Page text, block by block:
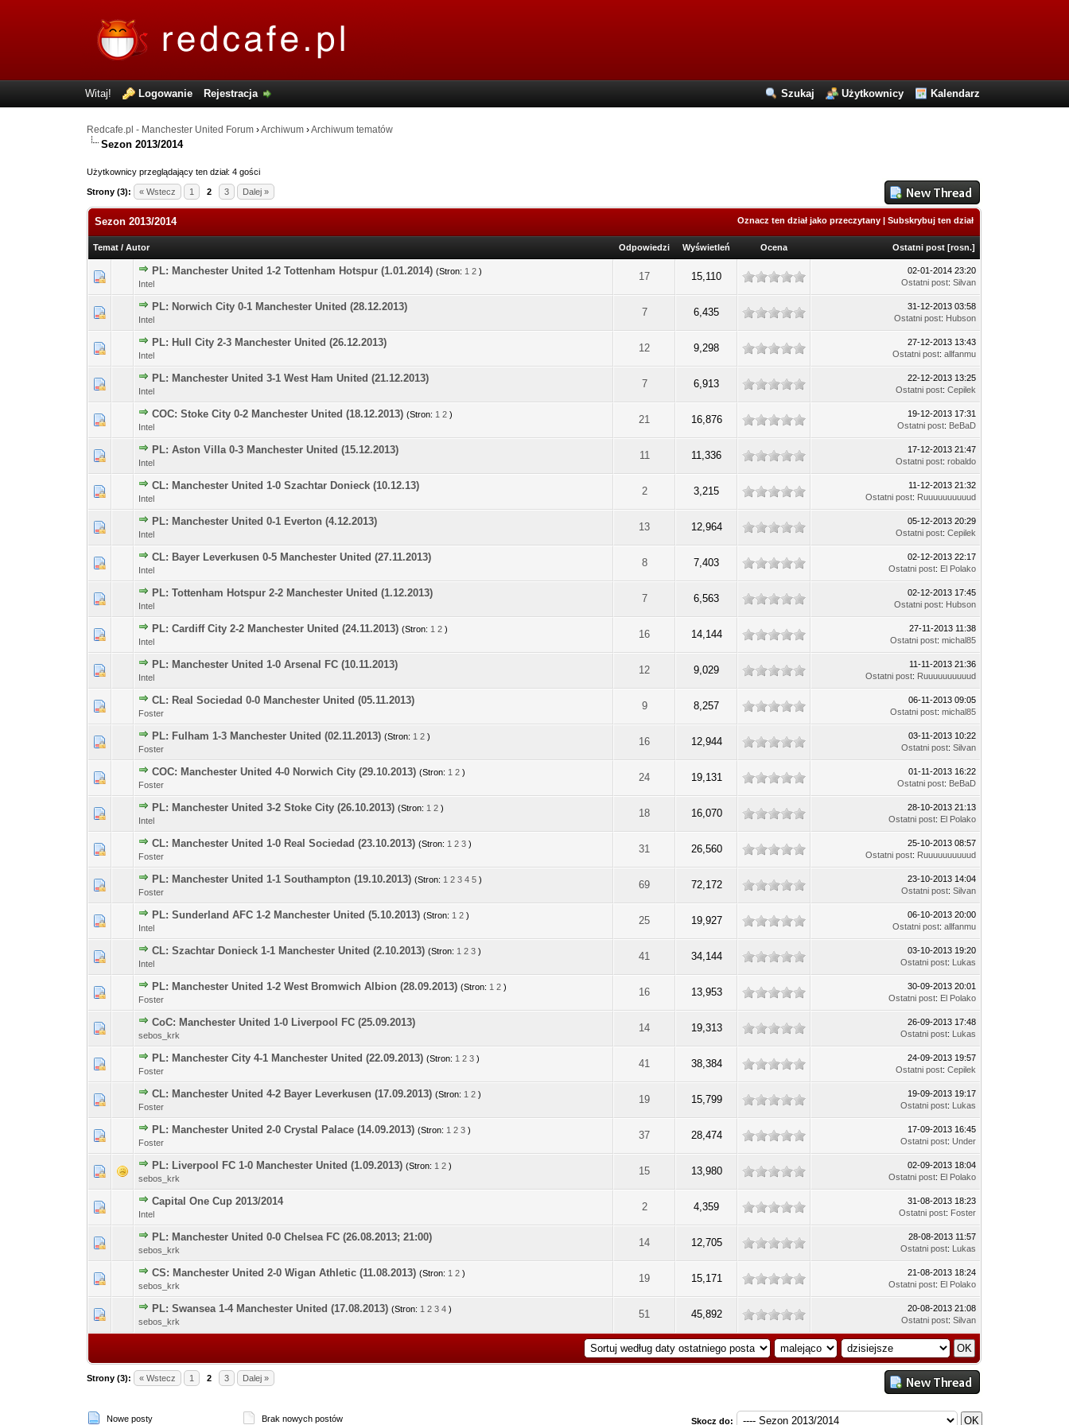
Szukaj Użytkownicy Kalendarz
Witaj! Logowanie Rejestracja
Redcafe.pl - Manchester United Forum ›Archiwum ›Archiwum tematów
Sezon 2013/2014
Użytkownicy przeglądający ten dział: 4 gości
Strony (3): « Wstecz 1 2 3 Dalej »
Oznacz ten dział jako przeczytany |Subskrybuj ten dział
Sezon 2013/2014
Temat /Autor Odpowiedzi Wyświetleń Ocena Ostatni post [rosn.]
PL: Manchester United 1-2 Tottenham Hotspur (1.01.2014) (Stron: 1 2 )
Intel
17 15,110
0 głosów - średnia ocena: 0 na 5 gwiazdek
12345
02-01-2014 23:20
Ostatni post:Silvan
PL: Norwich City 0-1 Manchester United (28.12.2013)
Intel
7 6,435
0 głosów - średnia ocena: 0 na 5 gwiazdek
12345
31-12-2013 03:58
Ostatni post: Hubson
PL: Hull City 2-3 Manchester United (26.12.2013)
Intel
12 9,298
0 głosów - średnia ocena: 0 na 5 gwiazdek
12345
27-12-2013 13:43
Ostatni post:allfanmu
PL: Manchester United 3-1 West Ham United (21.12.2013)
Intel
7 6,913
0 głosów - średnia ocena: 0 na 5 gwiazdek
12345
22-12-2013 13:25
Ostatni post:Cepilek
COC: Stoke City 0-2 Manchester United (18.12.2013) (Stron: 1 2 )
Intel
21 16,876
0 głosów - średnia ocena: 0 na 5 gwiazdek
12345
19-12-2013 17:31
Ostatni post: BeBaD
PL: Aston Villa 0-3 Manchester United (15.12.2013)
Intel
11 11,336
0 głosów - średnia ocena: 0 na 5 gwiazdek
12345
17-12-2013 21:47
Ostatni post:robaldo
CL: Manchester United 1-0 Szachtar Donieck (10.12.13)
Intel
2 3,215
0 głosów - średnia ocena: 0 na 5 gwiazdek
1234 5
11-12-2013 21:32
Ostatni post: Ruuuuuuuuuud
PL: Manchester United 0-1 Everton (4.12.2013)
Intel
13 12,964
0 głosów - średnia ocena: 0 na 5 gwiazdek
12345
05-12-2013 20:29
Ostatni post:Cepilek
CL: Bayer Leverkusen 0-5 Manchester United (27.11.2013)
Intel
8 7,403
0 głosów - średnia ocena: 0 na 5 gwiazdek
1234 5
02-12-2013 22:17
Ostatni post: El Polako
PL: Tottenham Hotspur 2-2 Manchester United (1.12.2013)
Intel
7 6,563
0 głosów - średnia ocena: 0 na 5 gwiazdek
12345
02-12-2013 17:45
Ostatni post: Hubson
PL: Cardiff City 2-2 Manchester United (24.11.2013) (Stron: 1 2 )
Intel
16 14,144
0 głosów - średnia ocena: 0 na 5 gwiazdek
12345
27-11-2013 11:38
Ostatni post:michal85
PL: Manchester United 1-0 Arsenal FC (10.11.2013)
Intel
12 9,029
0 głosów - średnia ocena: 0 na 5 gwiazdek
12345
11-11-2013 21:36
Ostatni post: Ruuuuuuuuuud
CL: Real Sociedad 0-0 Manchester United (05.11.2013)
Foster
9 8,257
0 głosów - średnia ocena: 0 na 5 gwiazdek
1 2345
06-11-2013 09:05
Ostatni post:michal85
PL: Fulham 1-3 Manchester United (02.11.2013) (Stron: 1 2 )
Foster
16 12,944
0 głosów - średnia ocena: 0 na 5 gwiazdek
12345
03-11-2013 10:22
Ostatni post:Silvan
COC: Manchester United 4-0 Norwich City (29.10.2013) (Stron: 1 2 )
Foster
24 19,131
0 głosów - średnia ocena: 0 na 5 gwiazdek
12345
01-11-2013 16:22
Ostatni post: BeBaD
PL: Manchester United 3-2 Stoke City (26.10.2013) (Stron: 1 2 )
Intel
18 16,070
0 głosów - średnia ocena: 0 na 5 gwiazdek
12345
28-10-2013 21:13
Ostatni post: El Polako
CL: Manchester United 1-0 Real Sociedad (23.10.2013) (Stron: 1 2 3 )
Foster
31 26,560
0 głosów - średnia ocena: 0 na 5 gwiazdek
1 2345
25-10-2013 08:57
Ostatni post: Ruuuuuuuuuud
PL: Manchester United 1-1 Southampton (19.10.2013) (Stron: 1 2 3 4 5 )
Foster
69 72,172
0 głosów - średnia ocena: 0 na 5 gwiazdek
1 2345
23-10-2013 14:04
Ostatni post:Silvan
PL: Sunderland AFC 1-2 Manchester United (5.10.2013) (Stron: 1 2 )
Intel
25 19,927
0 głosów - średnia ocena: 0 na 5 gwiazdek
123 45
06-10-2013 20:00
Ostatni post:allfanmu
CL: Szachtar Donieck 1-1 Manchester United (2.10.2013) (Stron: 1 2 3 )
Intel
41 34,144
0 głosów - średnia ocena: 0 na 5 gwiazdek
1234 5
03-10-2013 19:20
Ostatni post: Lukas
PL: Manchester United 1-2 West Bromwich Albion (28.09.2013) (Stron: 1 2 )
Foster
16 13,953
0 głosów - średnia ocena: 0 na 5 gwiazdek
12 345
30-09-2013 20:01
Ostatni post: El Polako
CoC: Manchester United 1-0 Liverpool FC (25.09.2013)
sebos_krk
14 19,313
0 głosów - średnia ocena: 0 na 5 gwiazdek
12345
26-09-2013 17:48
Ostatni post: Lukas
PL: Manchester City 4-1 Manchester United (22.09.2013) (Stron: 1 2 3 )
Foster
41 38,384
0 głosów - średnia ocena: 0 na 5 gwiazdek
12345
24-09-2013 19:57
Ostatni post:Cepilek
CL: Manchester United 4-2 Bayer Leverkusen (17.09.2013) (Stron: 1 2 )
Foster
19 15,799
0 głosów - średnia ocena: 0 na 5 gwiazdek
1234 5
19-09-2013 19:17
Ostatni post: Lukas
PL: Manchester United 2-0 Crystal Palace (14.09.2013) (Stron: 1 2 3 )
Foster
37 28,474
0 głosów - średnia ocena: 0 na 5 gwiazdek
1 2345
17-09-2013 16:45
Ostatni post:Under
PL: Liverpool FC 1-0 Manchester United (1.09.2013) (Stron: 1 2 )
sebos_krk
15 13,980
0 głosów - średnia ocena: 0 na 5 gwiazdek
12345
02-09-2013 18:04
Ostatni post: El Polako
Capital One Cup 2013/2014
Intel
2 4,359
0 głosów - średnia ocena: 0 na 5 gwiazdek
31-08-2013 18:23
Ostatni post: Foster
PL: Manchester United 0-0 Chelsea FC (26.08.2013; 21:00)
sebos_krk
14 12,705
0 głosów - średnia ocena: 0 na 5 gwiazdek
12345
28-08-2013 11:57
Ostatni post: Lukas
CS: Manchester United 2-0 Wigan Athletic (11.08.2013) (Stron: 1 2 )
sebos_krk
19 15,171
0 głosów - średnia ocena: 0 na 5 gwiazdek
12345
21-08-2013 18:24
Ostatni post: El Polako
PL: Swansea 1-4 Manchester United (17.08.2013) (Stron: 1 2 3 4 )
sebos_krk
51 45,892
0 głosów - średnia ocena: 0 na 5 gwiazdek
12345
20-08-2013 21:08
Ostatni post:Silvan
Strony (3): « Wstecz 1 2 3 Dalej »
Nowe posty Brak nowych postów Skocz do: